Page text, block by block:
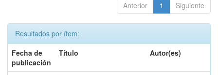
Anterior 1 Siguiente
Resultados por ítem:
Fecha de
publicación
Título Autor(es)